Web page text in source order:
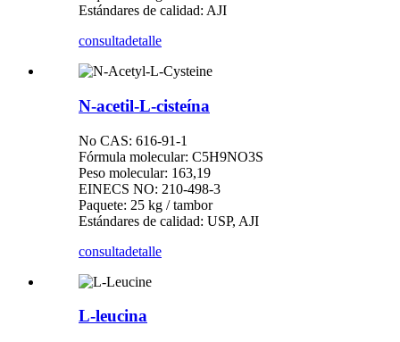
Estándares de calidad: AJI
consultadetalle
N-acetil-L-cisteína
No CAS: 616-91-1
Fórmula molecular: C5H9NO3S
Peso molecular: 163,19
EINECS NO: 210-498-3
Paquete: 25 kg / tambor
Estándares de calidad: USP, AJI
consultadetalle
L-leucina